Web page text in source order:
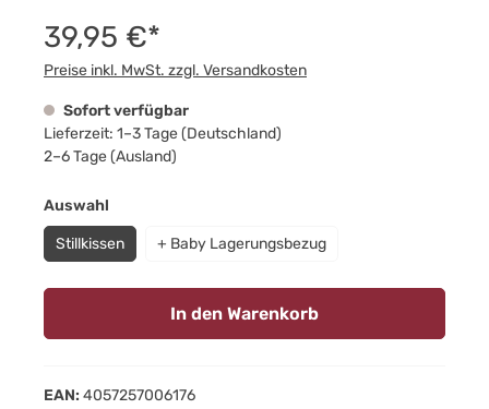
39,95 €*
Preise inkl. MwSt. zzgl. Versandkosten
Sofort verfügbar
Lieferzeit: 1–3 Tage (Deutschland)
2–6 Tage (Ausland)
Auswahl
Stillkissen + Baby Lagerungsbezug
In den Warenkorb
EAN: 4057257006176